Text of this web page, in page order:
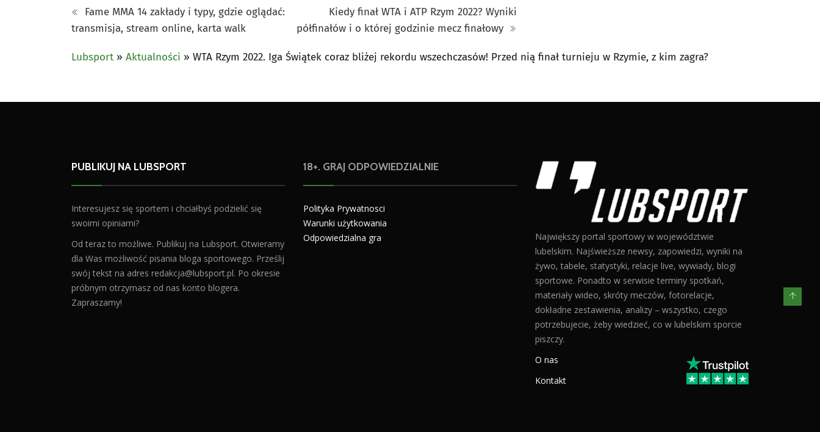
Fame MMA 14 zakłady i typy, gdzie oglądać:
transmisja, stream online, karta walk
Kiedy finał WTA i ATP Rzym 2022? Wyniki
półfinałów i o której godzinie mecz finałowy
Lubsport » Aktualności » WTA Rzym 2022. Iga Świątek coraz bliżej rekordu wszechczasów! Przed nią finał turnieju w Rzymie, z kim zagra?
PUBLIKUJ NA LUBSPORT
Interesujesz się sportem i chciałbyś podzielić się
swoimi opiniami?
Od teraz to możliwe. Publikuj na Lubsport. Otwieramy
dla Was możliwość pisania bloga sportowego. Prześlij
swój tekst na adres redakcja@lubsport.pl. Po okresie
próbnym otrzymasz od nas konto blogera.
Zapraszamy!
18+. GRAJ ODPOWIEDZIALNIE
Polityka Prywatnosci
Warunki użytkowania
Odpowiedzialna gra
Największy portal sportowy w województwie
lubelskim. Najświeższe newsy, zapowiedzi, wyniki na
żywo, tabele, statystyki, relacje live, wywiady, blogi
sportowe. Ponadto w serwisie terminy spotkań,
materiały wideo, skróty meczów, fotorelacje,
dokładne zestawienia, analizy – wszystko, czego
potrzebujecie, żeby wiedzieć, co w lubelskim sporcie
piszczy.
O nas
Kontakt